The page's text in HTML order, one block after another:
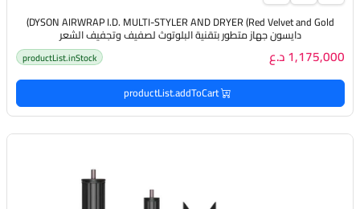
DYSON AIRWRAP I.D. MULTI-STYLER AND DRYER (Red Velvet and Gold)
دايسون جهاز متطور بتقنية البلوتوث لصفيف وتجفيف الشعر
1,175,000 د.ع productList.inStock
productList.addToCart